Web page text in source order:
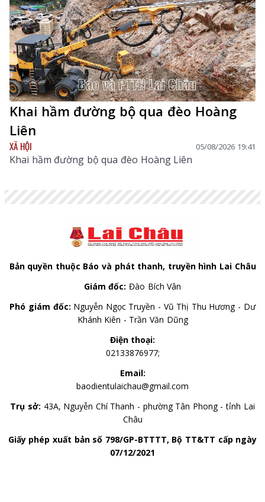
Khai hầm đường bộ qua đèo Hoàng
Liên
XÃ HỘI 05/08/2026 19:41
Khai hầm đường bộ qua đèo Hoàng Liên
Bản quyền thuộc Báo và phát thanh, truyền hình Lai Châu
Giám đốc: Đào Bích Vân
Phó giám đốc: Nguyễn Ngọc Truyền - Vũ Thị Thu Hương - Dư
Khánh Kiên - Trần Văn Dũng
Điện thoại:
02133876977;
Email:
baodientulaichau@gmail.com
Trụ sở: 43A, Nguyễn Chí Thanh - phường Tân Phong - tỉnh Lai
Châu
Giấy phép xuất bản số 798/GP-BTTTT, Bộ TT&TT cấp ngày
07/12/2021